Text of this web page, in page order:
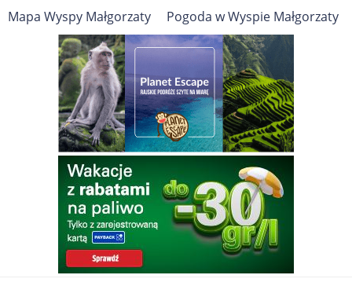
Cel podróży
WYSPA MAŁGORZATY
Wyspa
Małgorzaty
ATRAKCJE TURYSTYCZNE, ZABYTKI, PRZEWODNIK
Wyspa Małgorzaty Wyspa Małgorzaty
Mapa Wyspy Małgorzaty Pogoda w Wyspie Małgorzaty